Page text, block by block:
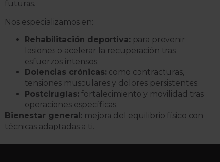
futuras.
Nos especializamos en:
Rehabilitación deportiva: para prevenir
lesiones o acelerar la recuperación tras
esfuerzos intensos.
Dolencias crónicas: como contracturas,
tensiones musculares y dolores persistentes.
Postcirugías: fortalecimiento y movilidad tras
operaciones específicas.
Bienestar general: mejora del equilibrio físico con
técnicas adaptadas a ti.